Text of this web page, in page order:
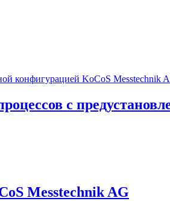
с
Messtechnik AG